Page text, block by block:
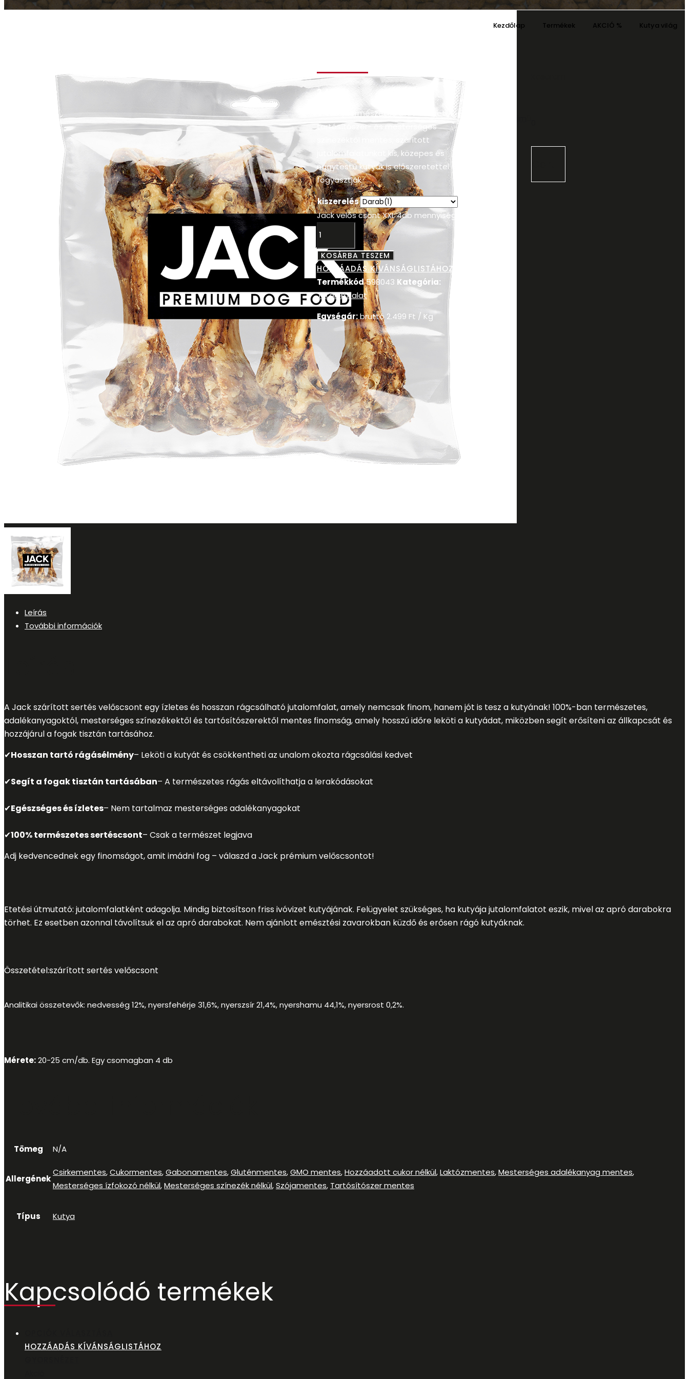
Kezdőlap Termékek AKCIÓ % Kutya világ
2.499
Ízletes, természetes állati eredetű,
tartósítószer- és mesterséges
színezéktől mentes, szárított
jutalomfalatunkat kis, közepes és
nagytestű kutyák is előszeretettel
fogyasztják
kiszerelés
Jack velős csont XXL 4db mennyiség
KOSÁRBA TESZEM
HOZZÁADÁS KÍVÁNSÁGLISTÁHOZ
Termékkód598043 Kategória:
Jutalomfalat
Egységár:bruttó 2.499 Ft / Kg
Leírás
További információk
A Jack szárított sertés velőscsont egy ízletes és hosszan rágcsálható jutalomfalat, amely nemcsak finom, hanem jót is tesz a kutyának! 100%-ban természetes,
adalékanyagoktól, mesterséges színezékektől és tartósítószerektől mentes finomság, amely hosszú időre leköti a kutyádat, miközben segít erősíteni az állkapcsát és
hozzájárul a fogak tisztán tartásához.
✔Hosszan tartó rágásélmény– Leköti a kutyát és csökkentheti az unalom okozta rágcsálási kedvet
✔Segít a fogak tisztán tartásában– A természetes rágás eltávolíthatja a lerakódásokat
✔Egészséges és ízletes– Nem tartalmaz mesterséges adalékanyagokat
✔100% természetes sertéscsont– Csak a természet legjava
Adj kedvencednek egy finomságot, amit imádni fog – válaszd a Jack prémium velőscsontot!
Etetési útmutató: jutalomfalatként adagolja. Mindig biztosítson friss ivóvizet kutyájának. Felügyelet szükséges, ha kutyája jutalomfalatot eszik, mivel az apró darabokra
törhet. Ez esetben azonnal távolítsuk el az apró darabokat. Nem ajánlott emésztési zavarokban küzdő és erősen rágó kutyáknak.
Összetétel:szárított sertés velőscsont
Analitikai összetevők: nedvesség 12%, nyersfehérje 31,6%, nyerszsír 21,4%, nyershamu 44,1%, nyersrost 0,2%.
Mérete:20-25 cm/db. Egy csomagban 4 db
Tömeg N/A
Allergének
Csirkementes,Cukormentes,Gabonamentes,Gluténmentes,GMO mentes,Hozzáadott cukor nélkül,Laktózmentes,Mesterséges adalékanyag mentes,
Mesterséges ízfokozó nélkül,Mesterséges színezék nélkül,Szójamentes, Tartósítószer mentes
Típus Kutya
Kapcsolódó termékek
HOZZÁADÁS KÍVÁNSÁGLISTÁHOZ